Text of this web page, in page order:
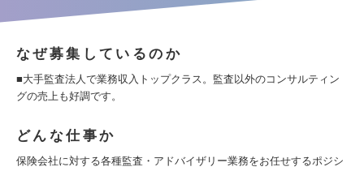
なぜ募集しているのか
■大手監査法人で業務収入トップクラス。監査以外のコンサルティン
グの売上も好調です。
どんな仕事か
保険会社に対する各種監査・アドバイザリー業務をお任せするポジシ